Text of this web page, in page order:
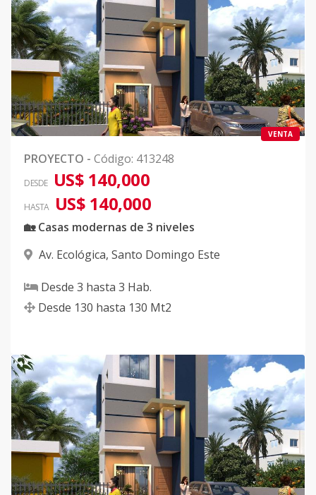
VENTA
PROYECTO - Código: 413248
DESDE US$ 140,000
HASTA US$ 140,000
🏡 Casas modernas de 3 niveles
Av. Ecológica, Santo Domingo Este
Desde 3 hasta 3 Hab.
Desde 130 hasta 130 Mt2